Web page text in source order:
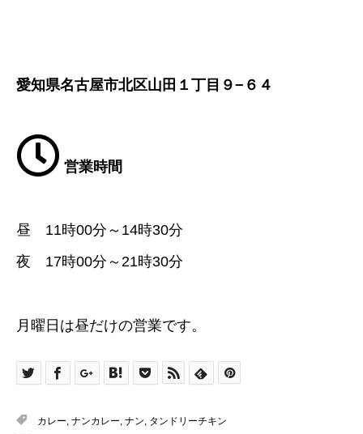
愛知県名古屋市北区山田１丁目９−６４
営業時間
昼 11時00分～14時30分
夜 17時00分～21時30分
月曜日は昼だけの営業です。
カレー ナンカレー ナン タンドリーチキン